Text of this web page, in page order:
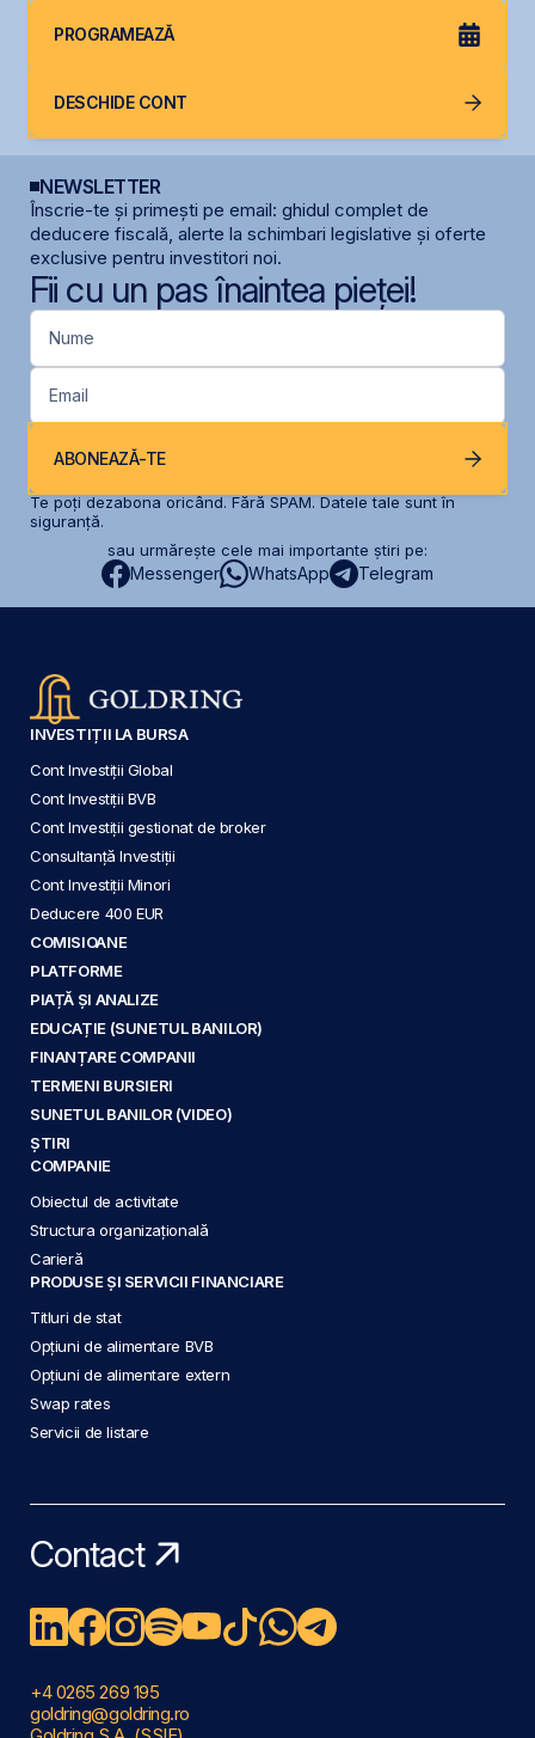
PROGRAMEAZĂ
DESCHIDE CONT
NEWSLETTER
Înscrie-te și primești pe email: ghidul complet de
deducere fiscală, alerte la schimbari legislative și oferte
exclusive pentru investitori noi.
Fii cu un pas înaintea pieței!
Nume
Email
ABONEAZĂ-TE
Te poți dezabona oricând. Fără SPAM. Datele tale sunt în
siguranță.
sau urmărește cele mai importante știri pe:
Messenger WhatsApp Telegram
INVESTIȚII LA BURSA
Cont Investiții Global
Cont Investiții BVB
Cont Investiții gestionat de broker
Consultanță Investiții
Cont Investiții Minori
Deducere 400 EUR
COMISIOANE
PLATFORME
PIAȚĂ ȘI ANALIZE
EDUCAȚIE (SUNETUL BANILOR)
FINANȚARE COMPANII
TERMENI BURSIERI
SUNETUL BANILOR (VIDEO)
ȘTIRI
COMPANIE
Obiectul de activitate
Structura organizațională
Carieră
PRODUSE ȘI SERVICII FINANCIARE
Titluri de stat
Opțiuni de alimentare BVB
Opțiuni de alimentare extern
Swap rates
Servicii de listare
Contact
+4 0265 269 195
goldring@goldring.ro